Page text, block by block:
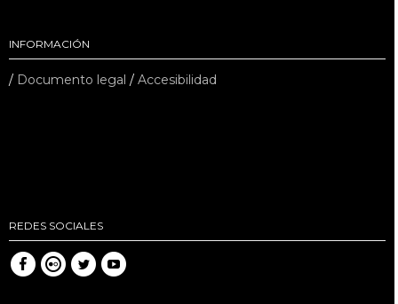
INFORMACIÓN
/ Documento legal / Accesibilidad
REDES SOCIALES